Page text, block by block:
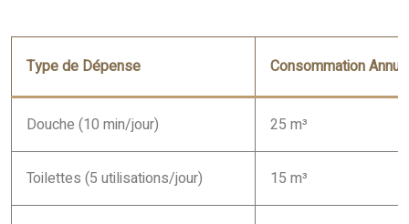
Type de Dépense Consommation
Douche (10 min/jour) 25 m³
Toilettes (5 utilisations/jour) 15 m³